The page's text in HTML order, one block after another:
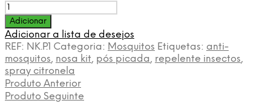
Quantidade
de
Pulseiras
Repelentes
de
Mosquitos
Azul/Laranja
(2
un.)
Adicionar
Adicionar a lista de desejos
REF: NK.P.1 Categoria: Mosquitos Etiquetas: anti-
mosquitos, nosa kit, pós picada, repelente insectos,
spray citronela
Produto Anterior
Produto Seguinte